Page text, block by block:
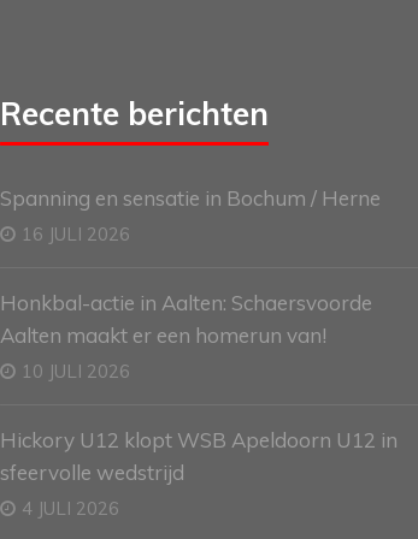
Recente berichten
Spanning en sensatie in Bochum / Herne
16 JULI 2026
Honkbal-actie in Aalten: Schaersvoorde
Aalten maakt er een homerun van!
10 JULI 2026
Hickory U12 klopt WSB Apeldoorn U12 in
sfeervolle wedstrijd
4 JULI 2026